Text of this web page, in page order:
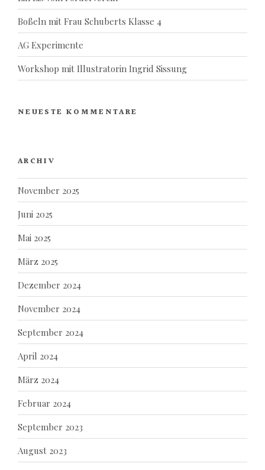
Boßeln mit Frau Schuberts Klasse 4
AG Experimente
Workshop mit Illustratorin Ingrid Sissung
NEUESTE KOMMENTARE
ARCHIV
November 2025
Juni 2025
Mai 2025
März 2025
Dezember 2024
November 2024
September 2024
April 2024
März 2024
Februar 2024
September 2023
August 2023